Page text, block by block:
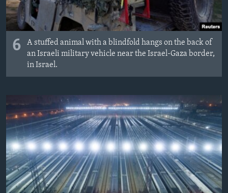
6
A stuffed animal with a blindfold hangs on the back of
an Israeli military vehicle near the Israel-Gaza border,
in Israel.